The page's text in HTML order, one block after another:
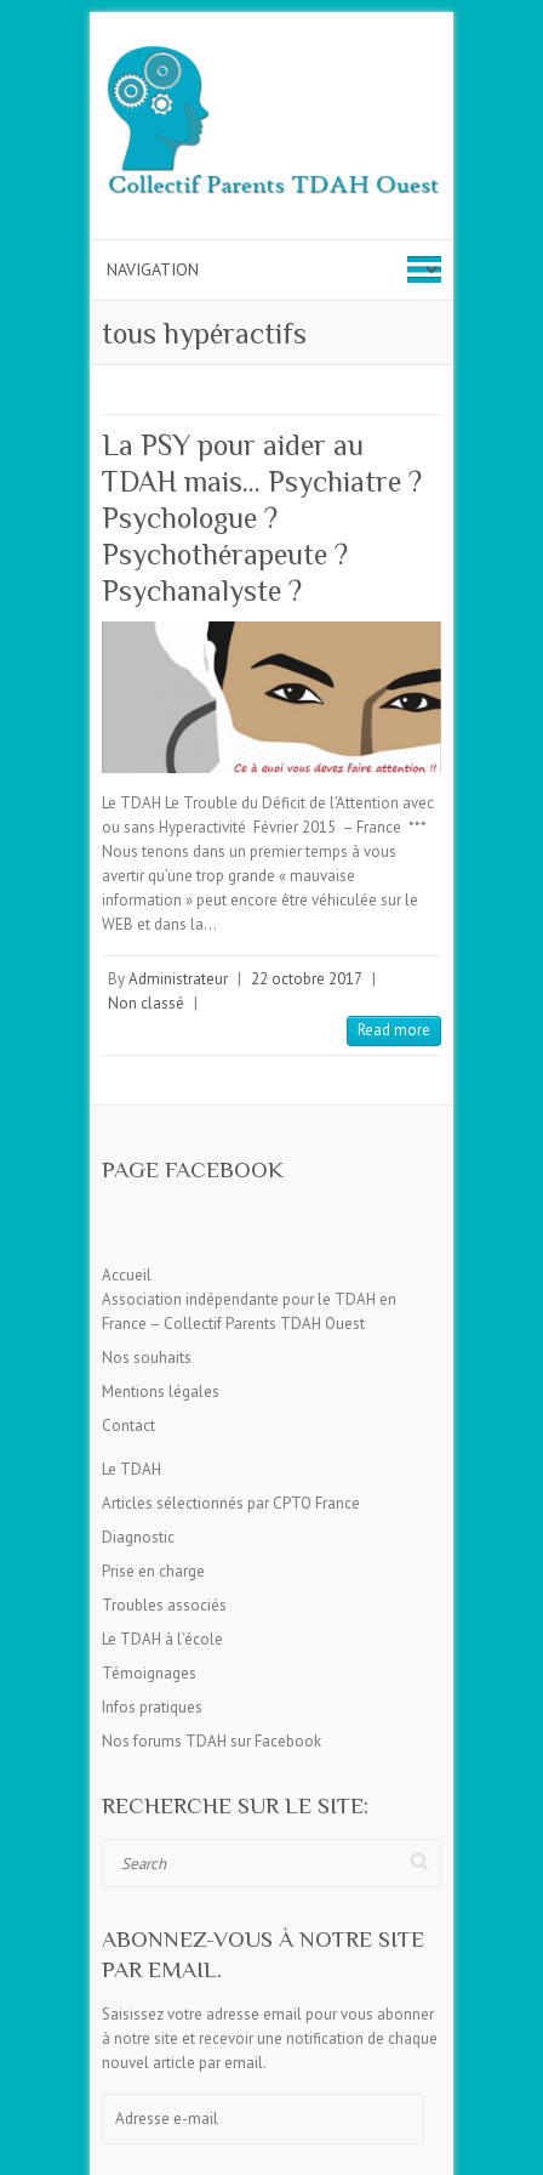
tous hypéractifs
La PSY pour aider au
TDAH mais… Psychiatre ?
Psychologue ?
Psychothérapeute ?
Psychanalyste ?
Le TDAH Le Trouble du Déficit de l’Attention avec
ou sans Hyperactivité Février 2015 – France ***
Nous tenons dans un premier temps à vous
avertir qu’une trop grande « mauvaise
information » peut encore être véhiculée sur le
WEB et dans la…
ByAdministrateur 22 octobre 2017
Non classé
Read more
PAGE FACEBOOK
Accueil
Association indépendante pour le TDAH en
France – Collectif Parents TDAH Ouest
Nos souhaits
Mentions légales
Contact
Le TDAH
Articles sélectionnés par CPTO France
Diagnostic
Prise en charge
Troubles associés
Le TDAH à l’école
Témoignages
Infos pratiques
Nos forums TDAH sur Facebook
RECHERCHE SUR LE SITE:
ABONNEZ-VOUS À NOTRE SITE
PAR EMAIL.
Saisissez votre adresse email pour vous abonner
à notre site et recevoir une notification de chaque
nouvel article par email.